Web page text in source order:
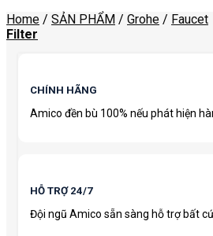
Home / SẢN PHẨM / Grohe / Faucet
Filter
CHÍNH HÃNG
Amico đền bù 100% nếu phát hiện
HỖ TRỢ 24/7
Đội ngũ Amico sẵn sàng hỗ trợ bất